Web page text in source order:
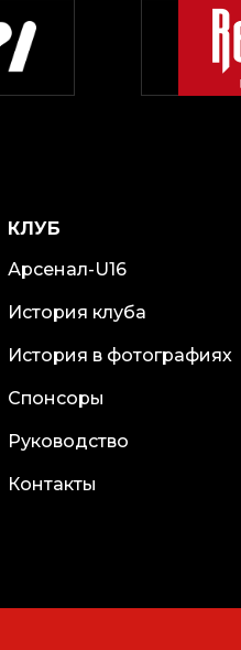
КЛУБ
Арсенал-U16
История клуба
История в фотографиях
Спонсоры
Руководство
Контакты